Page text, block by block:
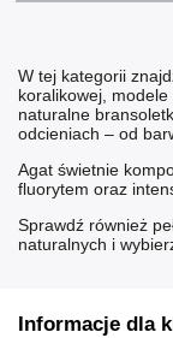
W tej kategorii
koralikowej,
naturalne
odcieniach – od
Agat świetnie
fluorytem oraz
Sprawdź również
naturalnych i
Informacje dla